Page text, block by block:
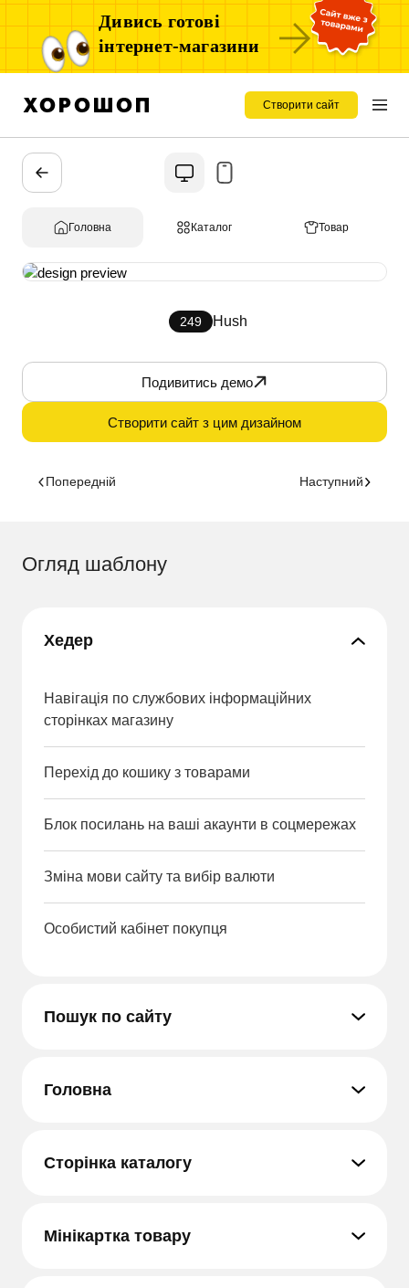
Дивись готові
інтернет-магазини
Створити сайт
Головна Каталог Товар
249 Hush
Подивитись демо
Створити сайт з цим дизайном
Попередній Наступний
Огляд шаблону
Хедер
Навігація по службових інформаційних
сторінках магазину
Перехід до кошику з товарами
Блок посилань на ваші акаунти в соцмережах
Зміна мови сайту та вибір валюти
Особистий кабінет покупця
Пошук по сайту
Головна
Сторінка каталогу
Мінікартка товару